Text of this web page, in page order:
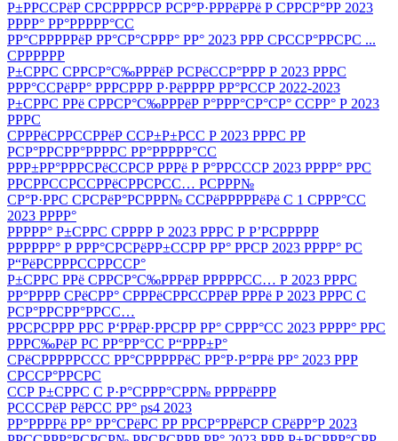
Р±РРССРёР СРСРРРРСР РСР°Р·РРРёРРё Р СРРСР°РР 2023
РРРР° РР°РРРРР°СС
РР°СРРРРРёР РР°СР°СРРР° РР° 2023 РРР СРССР°РРСРС ...
СРРРРРР
Р±СРРС СРРСР°С‰РРРёР РСРёССР°РРР Р 2023 РРРС
РРР°ССРёРР° РРРСРРР Р·РёРРРР РР°РССР 2022-2023
Р±СРРС РРё СРРСР°С‰РРРёР Р°РРР°СР°СР° ССРР° Р 2023
РРРС
СРРРёСРРССРРёР ССР±Р±РСС Р 2023 РРРС РР
РСР°РРСРР°РРРРС РР°РРРРР°СС
РРР±РР°РРРСРёССРСР РРРё Р Р°РРСССР 2023 РРРР° РРС
РРСРРССРССРРёСРРСРСС… РСРРР№
СР°Р·РРС СРСРёР°РСРРР№ ССРёРРРРРёРё С 1 СРРР°СС
2023 РРРР°
РРРРР° Р±СРРС СРРРР Р 2023 РРРС Р Р’РСРРРРР
РРРРРР° Р РРР°СРСРёРР±ССРР РР° РРСР 2023 РРРР° РС
Р“РёРСРРРССРРССР°
Р±СРРС РРё СРРСР°С‰РРРёР РРРРРСС… Р 2023 РРРС
РР°РРРР СРёСРР° СРРРёСРРССРРёР РРРё Р 2023 РРРС С
РСР°РРСРР°РРСС…
РРСРСРРР РРС Р‘РРёР·РРСРР РР° СРРР°СС 2023 РРРР° РРС
РРРС‰РёР РС РР°РР°СС Р“РРР±Р°
СРёСРРРРРССС РР°СРРРРРёС РР°Р·Р°РРё РР° 2023 РРР
СРССР°РРСРС
ССР Р±СРРС С Р·Р°СРРР°СРР№ РРРРёРРР
РСССРёР РёРСС РР° ps4 2023
РР°РРРРё РР° РР°СРёРС РР РРСР°РРёРСР СРёРР°Р 2023